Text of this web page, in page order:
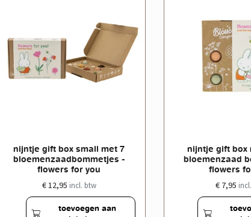
nijntje gift box small met 7
bloemenzaadbommetjes -
flowers for you
€ 12,95 incl. btw
toevoegen aan
nijntje gift box
bloemenzaad
flowers
€ 7,95